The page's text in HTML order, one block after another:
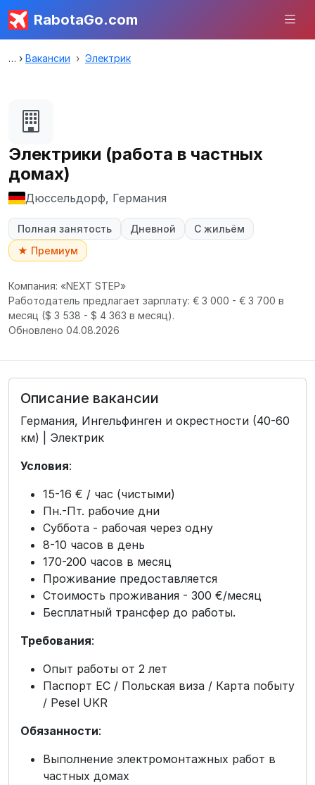
RabotaGo.com
Вакансии Электрик
Электрики (работа в частных
домах)
Дюссельдорф, Германия
Полная занятость Дневной
С жильём
★ Премиум
Компания: «NEXT STEP»
Работодатель предлагает зарплату: € 3 000 - € 3 700 в
месяц ($ 3 538 - $ 4 363 в месяц).
Обновлено 04.08.2026
Описание вакансии
Германия, Ингельфинген и окрестности (40-60
км) | Электрик
Условия:
15-16 € / час (чистыми)
Пн.-Пт. рабочие дни
Суббота - рабочая через одну
8-10 часов в день
170-200 часов в месяц
Проживание предоставляется
Стоимость проживания - 300 €/месяц
Бесплатный трансфер до работы.
Требования:
Опыт работы от 2 лет
Паспорт ЕС / Польская виза / Карта побыту
/ Pesel UKR
Обязанности:
Выполнение электромонтажных работ в
частных домах